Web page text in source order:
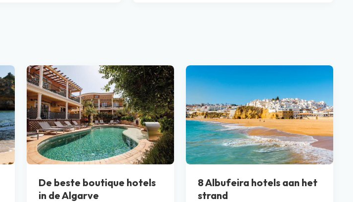
De beste boutique hotels
in de Algarve
8 Albufeira hotels aan het
strand